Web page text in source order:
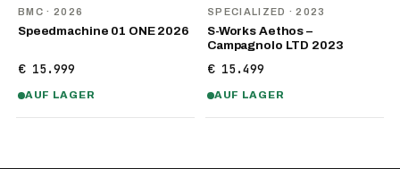
BMC · 2026
Speedmachine 01 ONE 2026
€ 15.999
AUF LAGER
SPECIALIZED · 2023
S-Works Aethos –
Campagnolo LTD 2023
€ 15.499
AUF LAGER